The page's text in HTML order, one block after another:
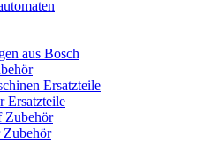
aus Bosch
Ersatzteile
Ersatzteile
Zubehör
Zubehör